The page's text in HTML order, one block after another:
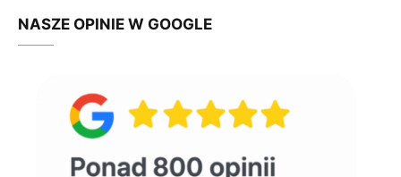
NASZE OPINIE W GOOGLE